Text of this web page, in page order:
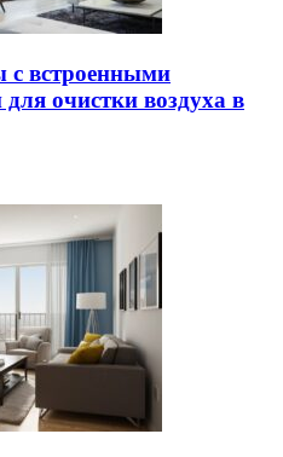
с встроенными
очистки воздуха в